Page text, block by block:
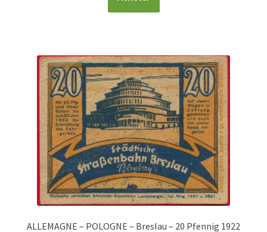
ALLEMAGNE – POLOGNE – Breslau – 20 Pfennig 1922